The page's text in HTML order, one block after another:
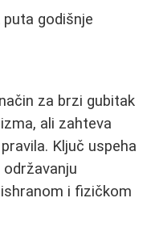
godišnje
za brzi gubitak
ali zahteva
Ključ uspeha
i fizičkom